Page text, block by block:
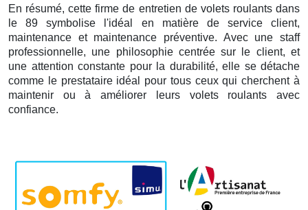
En résumé, cette firme de entretien de volets roulants dans
le 89 symbolise l'idéal en matière de service client,
maintenance et maintenance préventive. Avec une staff
professionnelle, une philosophie centrée sur le client, et
une attention constante pour la durabilité, elle se détache
comme le prestataire idéal pour tous ceux qui cherchent à
maintenir ou à améliorer leurs volets roulants avec
confiance.